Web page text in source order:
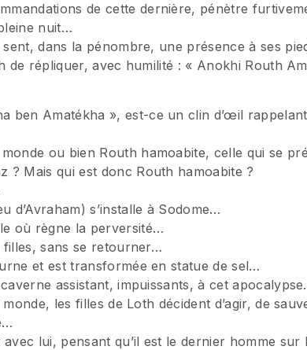
de cette dernière, pénètre
nuit…
dans la pénombre, une présence à ses
de répliquer, avec humilité : « Anokhi Routh
ben Amatékha », est-ce un clin d’œil
ou bien Routh hamoabite, celle qui se
? Mais qui est donc Routh hamoabite ?
d’Avraham) s’installe à Sodome…
où règne la perversité…
filles, sans se retourner…
et est transformée en statue de sel…
assistant, impuissants, à cet
les filles de Loth décident d’agir, de
lui, pensant qu’il est le dernier homme sur